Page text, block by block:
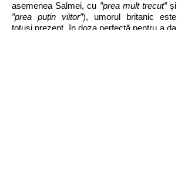
asemenea Salmei, cu ”prea mult trecut”și
”prea puțin viitor”), umorul britanic este
totuși prezent, în doza perfectă pentru a da